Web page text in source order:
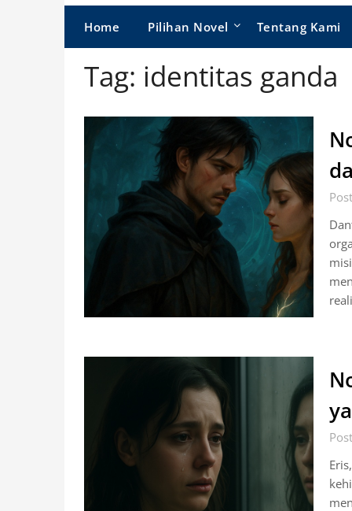
Home Pilihan Novel Tentang Kami
Tag: identitas ganda